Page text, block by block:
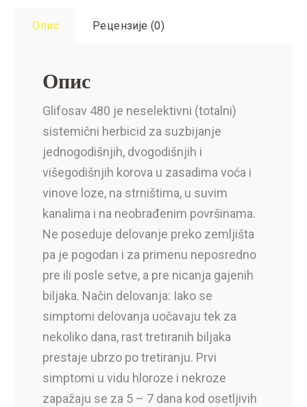
Опис Рецензије (0)
Опис
Glifosav 480 je neselektivni (totalni)
sistemični herbicid za suzbijanje
jednogodišnjih, dvogodišnjih i
višegodišnjih korova u zasadima voća i
vinove loze, na strništima, u suvim
kanalima i na neobrađenim površinama.
Ne poseduje delovanje preko zemljišta
pa je pogodan i za primenu neposredno
pre ili posle setve, a pre nicanja gajenih
biljaka. Način delovanja: Iako se
simptomi delovanja uočavaju tek za
nekoliko dana, rast tretiranih biljaka
prestaje ubrzo po tretiranju. Prvi
simptomi u vidu hloroze i nekroze
zapažaju se za 5 – 7 dana kod osetljivih